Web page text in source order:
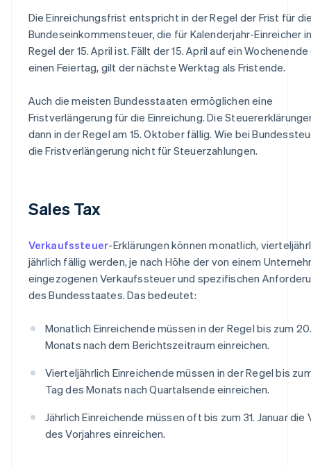
Die Einreichungsfrist entspricht in der Regel der Frist für
Bundeseinkommensteuer, die für Kalenderjahr-Einreicher
Regel der 15. April ist. Fällt der 15. April auf ein
einen Feiertag, gilt der nächste Werktag als Fristende.
Auch die meisten Bundesstaaten ermöglichen eine
Fristverlängerung für die Einreichung. Die
dann in der Regel am 15. Oktober fällig. Wie bei
die Fristverlängerung nicht für Steuerzahlungen.
Sales Tax
Verkaufssteuer-Erklärungen können monatlich,
jährlich fällig werden, je nach Höhe der von einem
eingezogenen Verkaufssteuer und spezifischen
des Bundesstaates. Das bedeutet:
Monatlich Einreichende müssen in der Regel bis zum
Monats nach dem Berichtszeitraum einreichen.
Vierteljährlich Einreichende müssen in der Regel bis
Tag des Monats nach Quartalsende einreichen.
Jährlich Einreichende müssen oft bis zum 31. Januar die
des Vorjahres einreichen.